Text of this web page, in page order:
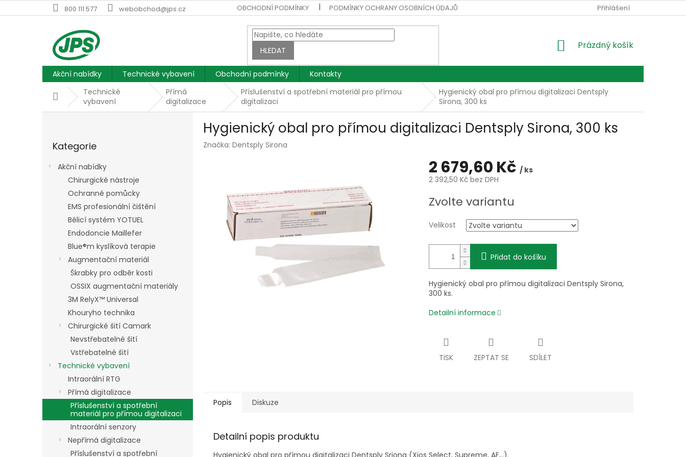
na
800 111 577 webobchod@jps.cz OBCHODNÍ PODMÍNKY PODMÍNKY OCHRANY OSOBNÍCH ÚDAJŮ Přihlášení
HLEDAT
NÁKUPNÍ
Prázdný košík
Akční nabídky Technické vybavení Obchodní podmínky Kontakty
Domů Technické
vybavení
Přímá
digitalizace
Příslušenství a spotřební materiál pro přímou
digitalizaci
Hygienický obal pro přímou digitalizaci Dentsply
Sirona, 300 ks
kategorie
Kategorie
Akční nabídky
Chirurgické nástroje
Ochranné pomůcky
EMS profesionální čištění
Bělicí systém YOTUEL
Endodoncie Maillefer
Blue®m kyslíková terapie
Augmentační materiál
Škrabky pro odběr kosti
OSSIX augmentační materiály
3M RelyX™ Universal
Khouryho technika
Chirurgické šití Camark
Nevstřebatelné šití
Vstřebatelné šití
Technické vybavení
Intraorální RTG
Přímá digitalizace
Příslušenství a spotřební
materiál pro přímou digitalizaci
Intraorální senzory
Nepřímá digitalizace
Příslušenství a spotřební
Hygienický obal pro přímou digitalizaci Dentsply Sirona, 300 ks
Značka: Dentsply Sirona
2 679,60 Kč / ks
2 392,50 Kč bez DPH
cena:
Zvolte variantu
Velikost
Přidat do košíku
Hygienický obal pro přímou digitalizaci Dentsply Sirona,
300 ks.
Detailní informace
TISK ZEPTAT SE SDÍLET
Popis Diskuze
Detailní popis produktu